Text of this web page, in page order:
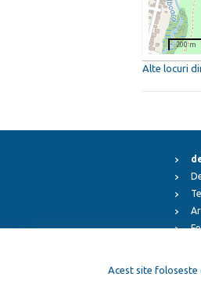
200 m
Alte locuri
Acest site